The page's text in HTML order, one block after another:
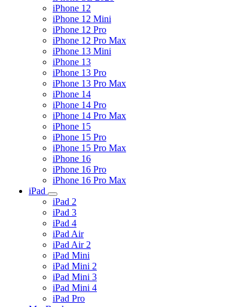
iPhone 12
iPhone 12 Mini
iPhone 12 Pro
iPhone 12 Pro Max
iPhone 13 Mini
iPhone 13
iPhone 13 Pro
iPhone 13 Pro Max
iPhone 14
iPhone 14 Pro
iPhone 14 Pro Max
iPhone 15
iPhone 15 Pro
iPhone 15 Pro Max
iPhone 16
iPhone 16 Pro
iPhone 16 Pro Max
iPad
iPad 2
iPad 3
iPad 4
iPad Air
iPad Air 2
iPad Mini
iPad Mini 2
iPad Mini 3
iPad Mini 4
iPad Pro